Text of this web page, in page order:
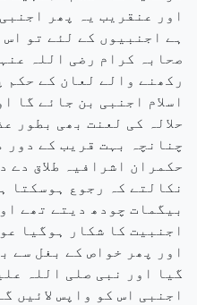
اور عنقریب یہ پھر
ہے اجنبیوں کے لئے تو
صحابہ کرام رضی اللہ
رکھنے والے لعان کے حکم
اسلام اجنبی بن جائے گا
حلالہ کی لعنت بھی بطور
چنانچہ بہت قریب کے دور
حکمران اشرافیہ طلاق دے
نکالتے کہ رجوع ہوسکتا
بیگمات چودھ دیتے تھے
اجنبیت کا شکار ہوگیا
اور پھر خواص کے بغل سے
گیا اور نبی صلی اللہ
اجنبی اس کو واپس لائیں